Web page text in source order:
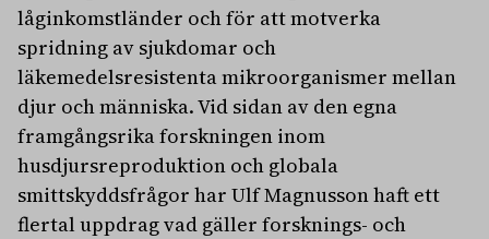
låginkomstländer och för att motverka
spridning av sjukdomar och
läkemedelsresistenta mikroorganismer mellan
djur och människa. Vid sidan av den egna
framgångsrika forskningen inom
husdjursreproduktion och globala
smittskyddsfrågor har Ulf Magnusson haft ett
flertal uppdrag vad gäller forsknings- och